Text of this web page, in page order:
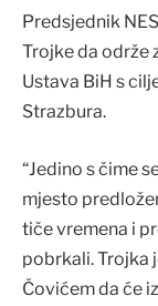
Predsjednik
Trojke da održe
Ustava BiH s
Strazbura.
“Jedino s čime
mjesto
tiče vremena i
pobrkali. Trojka
Čovićem da će